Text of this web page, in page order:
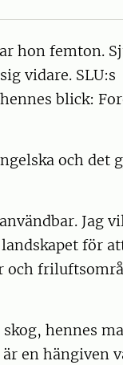
hon femton.
vidare. SLU:s
blick:
och det
Jag
för
och
hennes
en hängiven